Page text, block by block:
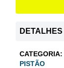
DETALHES
CATEGORIA:
PISTÃO